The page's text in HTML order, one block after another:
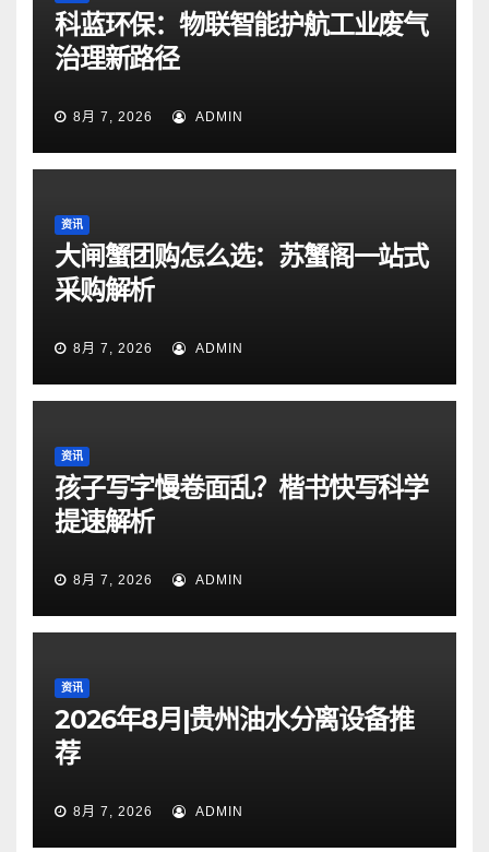
科蓝环保：物联智能护航工业废气
治理新路径
8月 7, 2026 ADMIN
资讯
大闸蟹团购怎么选：苏蟹阁一站式
采购解析
8月 7, 2026 ADMIN
资讯
孩子写字慢卷面乱？楷书快写科学
提速解析
8月 7, 2026 ADMIN
资讯
2026年8月|贵州油水分离设备推
荐
8月 7, 2026 ADMIN